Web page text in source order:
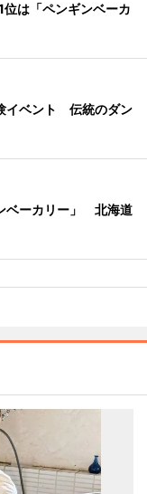
は「ペンギンベーカ
イベント 伝統のダン
ベーカリー」 北海道